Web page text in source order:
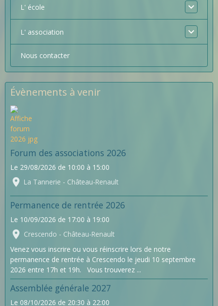
L' école
L' association
Nous contacter
Évènements à venir
Forum des associations 2026
Le 29/08/2026 de 10:00 à 15:00
La Tannerie - Château-Renault
Permanence de rentrée 2026
Le 10/09/2026 de 17:00 à 19:00
Crescendo - Château-Renault
Venez vous inscrire ou vous réinscrire lors de notre
permanence de rentrée à Crescendo le jeudi 10 septembre
2026 entre 17h et 19h. Vous trouverez ...
Assemblée générale 2027
Le 08/10/2026 de 20:30 à 22:00